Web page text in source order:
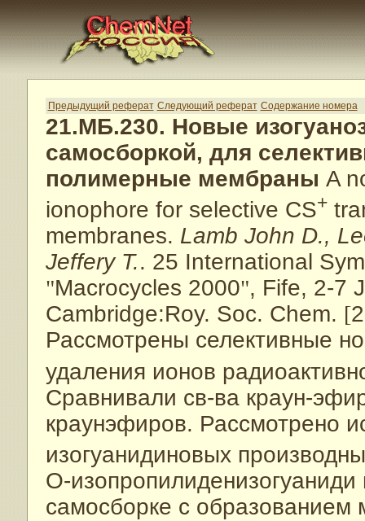
Предыдущий реферат Следующий реферат Содержание номера
21.МБ.230. Новые
самосборкой, для
полимерные мембраны A
ionophore for selective CS+
membranes. Lamb John D.,
Jeffery T.. 25 International
"Macrocycles 2000", Fife, 2-7
Cambridge:Roy. Soc. Chem. [
Рассмотрены селективные
удаления ионов
Сравнивали св-ва краун-
краунэфиров. Рассмотрено
изогуанидиновых
O-
самосборке с образованием